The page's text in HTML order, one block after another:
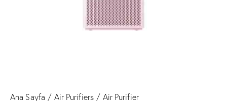
Ana Sayfa Air Purifiers Air Purifier